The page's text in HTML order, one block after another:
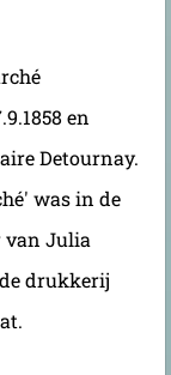
en
Detournay.
was in de
van Julia
drukkerij